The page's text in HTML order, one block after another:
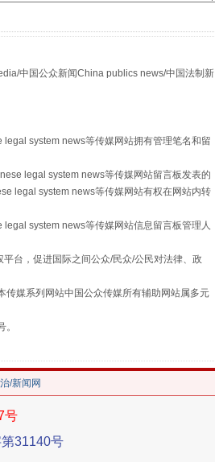
习近平的“航天情”
重拳出击！专项整治午间酒驾
中国公众新闻China publics news/中国法制新
system news等传媒网站拥有管理笔名和留
legal system news等传媒网站留言板发表的
legal system news等传媒网站有权在网站内转
system news等传媒网站信息留言板管理人
台，促进国际之间公众/民众/公民对法律、政
媒系列网站中国公众传媒所有辅助网站属多元
/新闻网
号
31140号